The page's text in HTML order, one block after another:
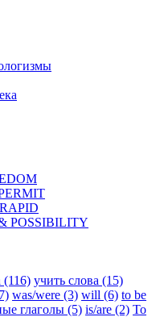
POSSIBILITY
(116) учить слова (15)
was/were (3) will (6) to be
глаголы (5) is/are (2) To